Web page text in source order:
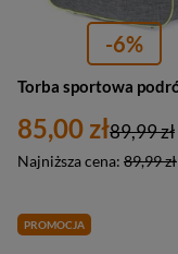
-6%
85,00 zł
Najniższa cena: 89,99 zł
89,99 zł
PROMOCJA